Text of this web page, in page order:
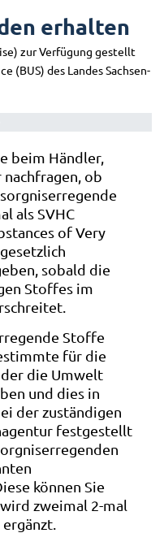
erhalten
zur Verfügung gestellt
(BUS) des Landes Sachsen-
beim Händler,
ob
als SVHC
of Very
sobald die
Stoffes im
Stoffe
für die
die Umwelt
und dies in
der zuständigen
festgestellt
können Sie
zweimal 2-mal